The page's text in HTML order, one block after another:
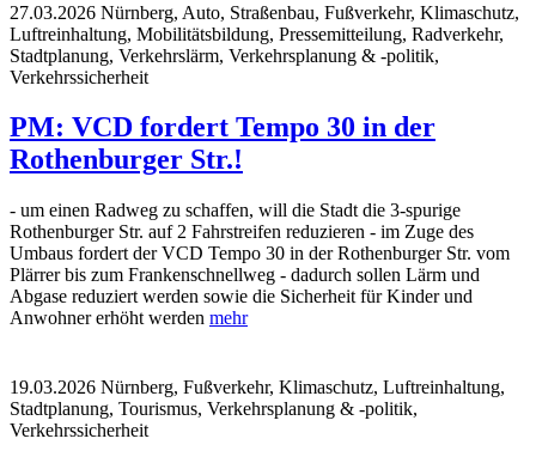
27.03.2026 Nürnberg, Auto, Straßenbau, Fußverkehr, Klimaschutz,
Luftreinhaltung, Mobilitätsbildung, Pressemitteilung, Radverkehr,
Stadtplanung, Verkehrslärm, Verkehrsplanung & -politik,
Verkehrssicherheit
PM: VCD fordert Tempo 30 in der
Rothenburger Str.!
- um einen Radweg zu schaffen, will die Stadt die 3-spurige
Rothenburger Str. auf 2 Fahrstreifen reduzieren - im Zuge des
Umbaus fordert der VCD Tempo 30 in der Rothenburger Str. vom
Plärrer bis zum Frankenschnellweg - dadurch sollen Lärm und
Abgase reduziert werden sowie die Sicherheit für Kinder und
Anwohner erhöht werden mehr
19.03.2026 Nürnberg, Fußverkehr, Klimaschutz, Luftreinhaltung,
Stadtplanung, Tourismus, Verkehrsplanung & -politik,
Verkehrssicherheit